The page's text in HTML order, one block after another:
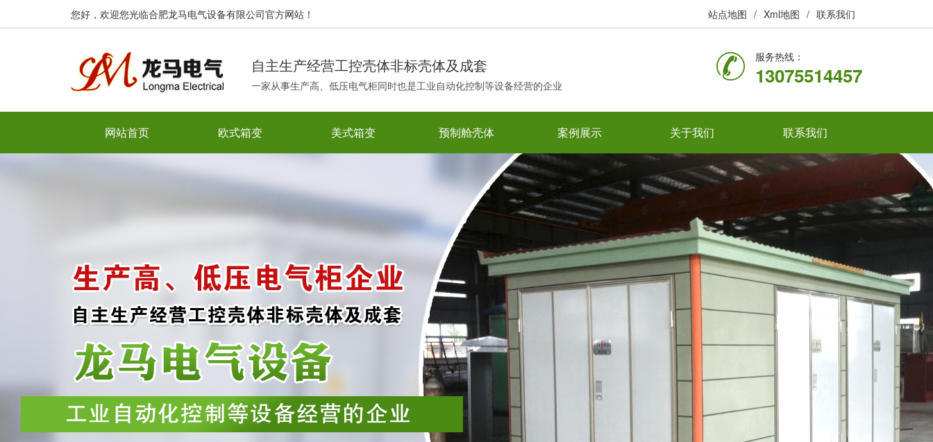
您好，欢迎您光临合肥龙马电气设备有限公司官方网站！ 站点地图 / Xml地图 / 联系我们
自主生产经营工控壳体非标壳体及成套
一家从事生产高、低压电气柜同时也是工业自动化控制等设备经营的企业
服务热线：
13075514457
网站首页 欧式箱变 美式箱变 预制舱壳体 案例展示 关于我们 联系我们